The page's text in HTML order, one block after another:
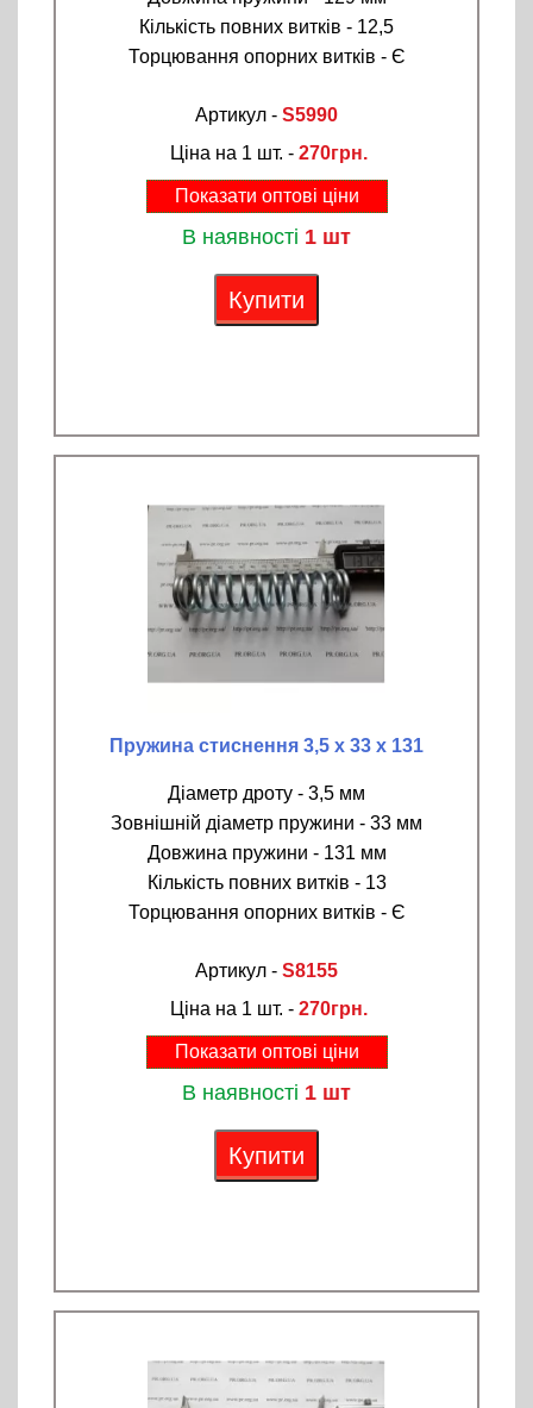
Кількість повних витків - 12,5
Торцювання опорних витків - Є
Артикул - S5990
Ціна на 1 шт. - 270грн.
Показати оптові ціни
В наявності 1 шт
Купити
Пружина стиснення 3,5 х 33 х 131
Діаметр дроту - 3,5 мм
Зовнішній діаметр пружини - 33 мм
Довжина пружини - 131 мм
Кількість повних витків - 13
Торцювання опорних витків - Є
Артикул - S8155
Ціна на 1 шт. - 270грн.
Показати оптові ціни
В наявності 1 шт
Купити